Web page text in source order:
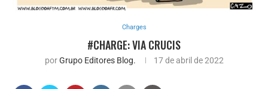
Charges
#CHARGE: VIA CRUCIS
porGrupo Editores Blog. 17 de abril de 2022